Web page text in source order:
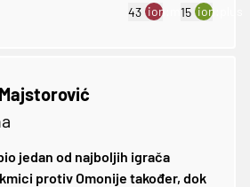
43 ion:minus
15 ion:plus
jedan od najboljih igrača
protiv Omonije također, dok